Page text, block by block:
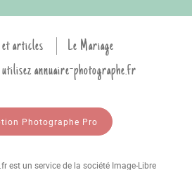
articles
Le Mariage
annuaire-photographe.fr
Photographe Pro
est un service de la société Image-Libre